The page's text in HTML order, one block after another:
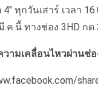
4" ทุกวันเสาร์ เวลา
.ค.นี้ ทางช่อง 3HD กด
ามเคลื่อนไหวผ่านช่